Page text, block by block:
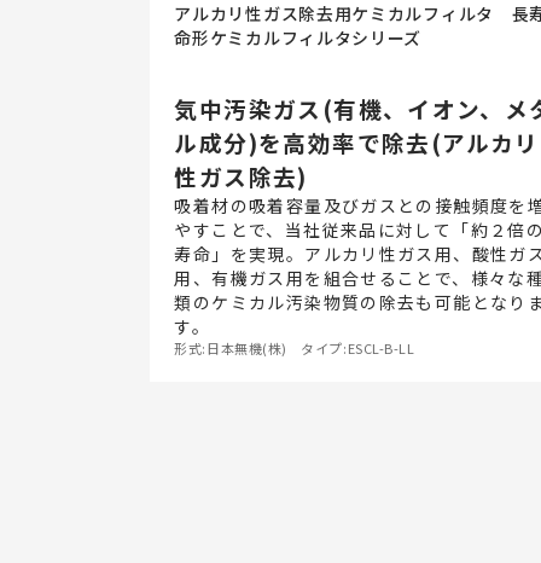
アルカリ性ガス除去用ケミカルフィルタ 長
命形ケミカルフィルタシリーズ
気中汚染ガス(有機、イオン、メ
ル成分)を高効率で除去(アルカリ
性ガス除去)
吸着材の吸着容量及びガスとの接触頻度を
やすことで、当社従来品に対して「約２倍
寿命」を実現。アルカリ性ガス用、酸性ガ
用、有機ガス用を組合せることで、様々な
類のケミカル汚染物質の除去も可能となり
す。
形式:日本無機(株) タイプ:ESCL-B-LL